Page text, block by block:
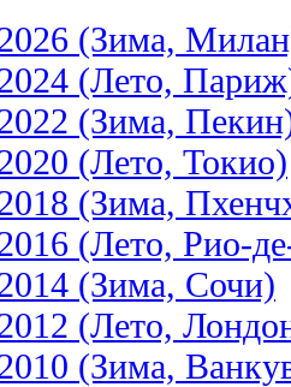
(Зима,
(Лето,
(Зима,
(Лето, Токио)
(Зима,
(Лето, Рио-
(Зима, Сочи)
(Лето,
(Зима,